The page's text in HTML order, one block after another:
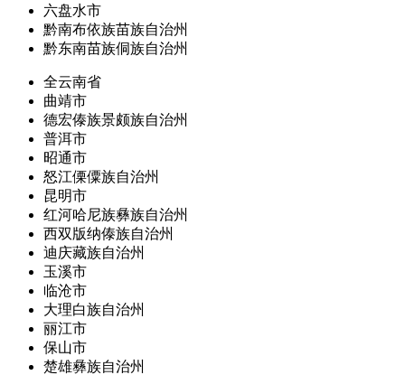
六盘水市
黔南布依族苗族自治州
黔东南苗族侗族自治州
全云南省
曲靖市
德宏傣族景颇族自治州
普洱市
昭通市
怒江傈僳族自治州
昆明市
红河哈尼族彝族自治州
西双版纳傣族自治州
迪庆藏族自治州
玉溪市
临沧市
大理白族自治州
丽江市
保山市
楚雄彝族自治州